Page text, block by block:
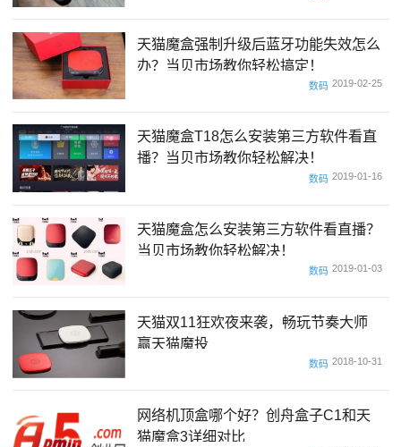
天猫魔盒强制升级后蓝牙功能失效怎么
办？当贝市场教你轻松搞定！
数码 2019-02-25
天猫魔盒T18怎么安装第三方软件看直
播？当贝市场教你轻松解决！
数码 2019-01-16
天猫魔盒怎么安装第三方软件看直播？
当贝市场教你轻松解决！
数码 2019-01-03
天猫双11狂欢夜来袭，畅玩节奏大师
赢天猫魔投
数码 2018-10-31
网络机顶盒哪个好？创舟盒子C1和天
猫魔盒3详细对比